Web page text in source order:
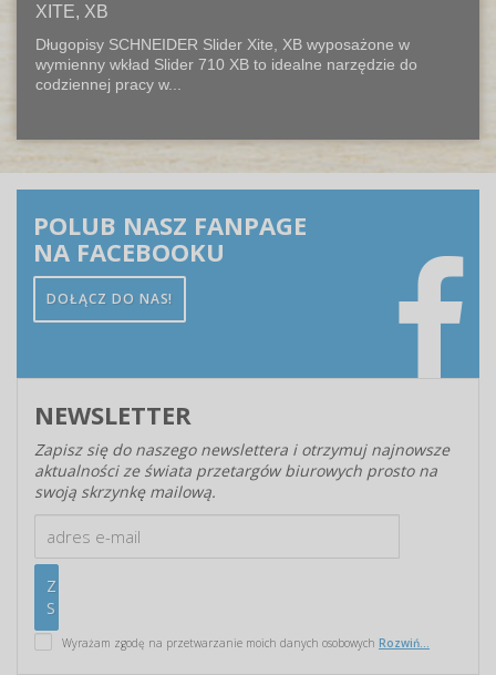
XITE, XB
Długopisy SCHNEIDER Slider Xite, XB wyposażone w
wymienny wkład Slider 710 XB to idealne narzędzie do
codziennej pracy w...
POLUB NASZ FANPAGE
NA FACEBOOKU
DOŁĄCZ DO NAS!
NEWSLETTER
Zapisz się do naszego newslettera i otrzymuj najnowsze
aktualności ze świata przetargów biurowych prosto na
swoją skrzynkę mailową.
Wyrażam zgodę na przetwarzanie moich danych osobowych Rozwiń...